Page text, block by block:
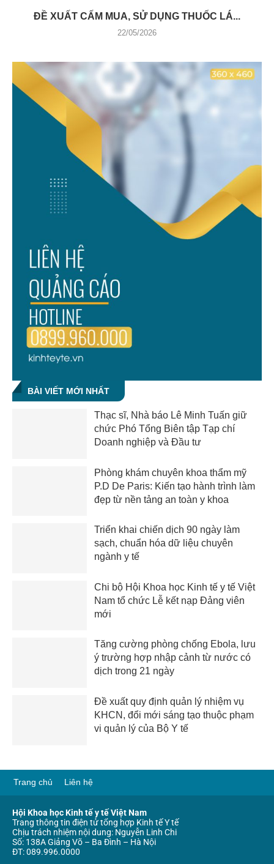
ĐỀ XUẤT CẤM MUA, SỬ DỤNG THUỐC LÁ...
22/05/2026
BÀI VIẾT MỚI NHẤT
Thạc sĩ, Nhà báo Lê Minh Tuấn giữ
chức Phó Tổng Biên tập Tạp chí
Doanh nghiệp và Đầu tư
Phòng khám chuyên khoa thẩm mỹ
P.D De Paris: Kiến tạo hành trình làm
đẹp từ nền tảng an toàn y khoa
Triển khai chiến dịch 90 ngày làm
sạch, chuẩn hóa dữ liệu chuyên
ngành y tế
Chi bộ Hội Khoa học Kinh tế y tế Việt
Nam tổ chức Lễ kết nạp Đảng viên
mới
Tăng cường phòng chống Ebola, lưu
ý trường hợp nhập cảnh từ nước có
dịch trong 21 ngày
Đề xuất quy định quản lý nhiệm vụ
KHCN, đổi mới sáng tạo thuộc phạm
vi quản lý của Bộ Y tế
Trang chủ Liên hệ
Hội Khoa học Kinh tế y tế Việt Nam
Trang thông tin điện tử tổng hợp Kinh tế Y tế
Chịu trách nhiệm nội dung: Nguyễn Linh Chi
Số: 138A Giảng Võ – Ba Đình – Hà Nội
ĐT: 089.996.0000